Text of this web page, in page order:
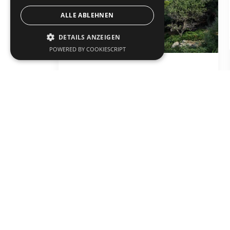
ALLE ABLEHNEN
DETAILS ANZEIGEN
POWERED BY COOKIESCRIPT